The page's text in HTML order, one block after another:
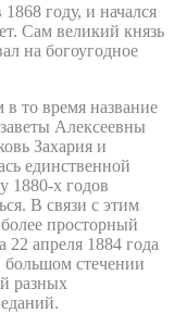
году, и начался
Сам великий князь
на богоугодное
то время название
Алексеевны
Захария и
единственной
1880-х годов
В связи с этим
просторный
22 апреля 1884 года
большом стечении
разных